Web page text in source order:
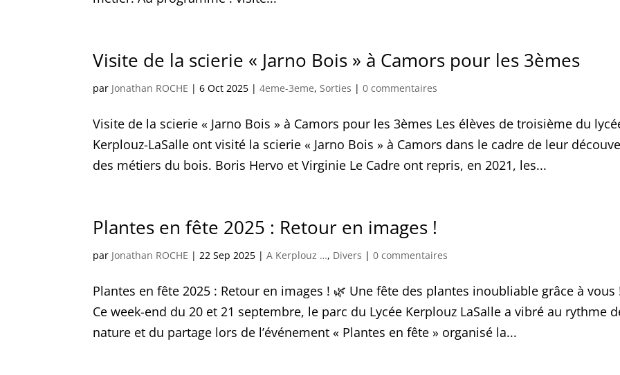
Visite de la scierie « Jarno Bois » à Camors pour les 3èmes
par Jonathan ROCHE |6 Oct 2025 |4eme-3eme, Sorties |0 commentaires
Visite de la scierie « Jarno Bois » à Camors pour les 3èmes Les élèves de troisième du
Kerplouz-LaSalle ont visité la scierie « Jarno Bois » à Camors dans le cadre de leur
des métiers du bois. Boris Hervo et Virginie Le Cadre ont repris, en 2021, les...
Plantes en fête 2025 : Retour en images !
par Jonathan ROCHE | 22 Sep 2025 |A Kerplouz …, Divers |0 commentaires
Plantes en fête 2025 : Retour en images ! 🌿 Une fête des plantes inoubliable grâce à vous
Ce week-end du 20 et 21 septembre, le parc du Lycée Kerplouz LaSalle a vibré au rythme
nature et du partage lors de l’événement « Plantes en fête » organisé la...